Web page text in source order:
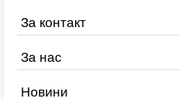
За контакт
За нас
Новини